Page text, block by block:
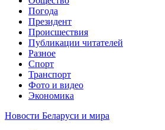
Погода
Президент
Происшествия
Публикации читателей
Разное
Спорт
Транспорт
Фото и видео
Экономика
Новости Беларуси и мира